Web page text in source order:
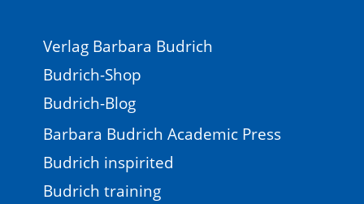
Verlag Barbara Budrich
Budrich-Shop
Budrich-Blog
Barbara Budrich Academic Press
Budrich inspirited
Budrich training